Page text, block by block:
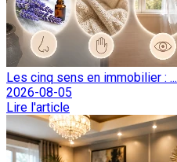
Les cinq sens en immobilier : ...
2026-08-05
Lire l'article